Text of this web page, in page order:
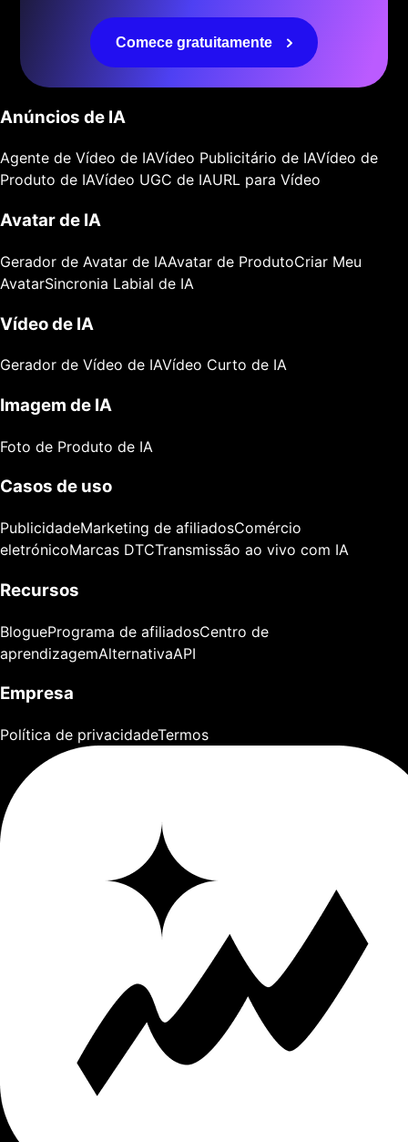
Comece gratuitamente
Anúncios de IA
Agente de Vídeo de IAVídeo Publicitário de IAVídeo de
Produto de IAVídeo UGC de IAURL para Vídeo
Avatar de IA
Gerador de Avatar de IAAvatar de ProdutoCriar Meu
AvatarSincronia Labial de IA
Vídeo de IA
Gerador de Vídeo de IAVídeo Curto de IA
Imagem de IA
Foto de Produto de IA
Casos de uso
PublicidadeMarketing de afiliadosComércio
eletrónicoMarcas DTCTransmissão ao vivo com IA
Recursos
BloguePrograma de afiliadosCentro de
aprendizagemAlternativaAPI
Empresa
Política de privacidadeTermos